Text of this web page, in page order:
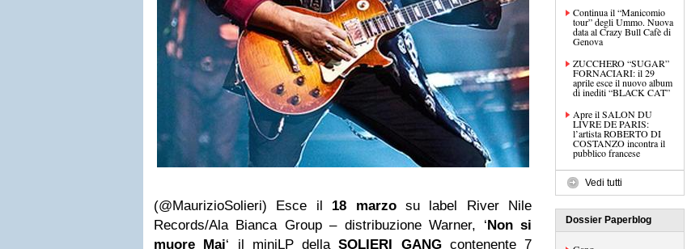
(@MaurizioSolieri) Esce il 18 marzosu label River Nile
Records/Ala Bianca Group – distribuzione Warner, ‘Non si
muore Mai‘ il miniLP dellaSOLIERI GANGcontenente 7
Continua il “Manicomio
tour” degli Ummo. Nuova
data al Crazy Bull Cafè di
Genova
ZUCCHERO “SUGAR”
FORNACIARI: il 29
aprile esce il nuovo album
di inediti “BLACK CAT”
Apre il SALON DU
LIVRE DE PARIS:
l’artista ROBERTO DI
COSTANZO incontra il
pubblico francese
Vedi tutti
Dossier Paperblog